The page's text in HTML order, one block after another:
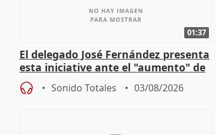
01:37
El delegado José Fernández presenta
esta iniciative ante el "aumento" de
personas sin hogar en Madri
Sonido Totales 03/08/2026